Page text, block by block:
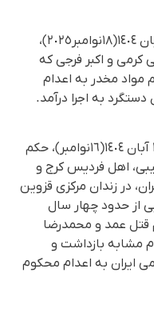
همچنین سحرگاه روز سەشنبە ٢٧ آبان ١٤٠٤(١٨نوامبر٢٠٢٥)،
کرمی و اکبر فرجی کە
مواد مخدر بە اعدام
بە اجرا درآمد.
از سوی دیگر سحرگاه روز یکشنبه ۲۵ آبان ١٤٠٤(١٦نوامبر)، حکم
اهل فردیس کرج و
و اهل تهران، در زندان مرکزی قزوین
از حدود چهار سال
قتل عمد و محمدرضا
مشابە بازداشت و
ایران به اعدام محکوم